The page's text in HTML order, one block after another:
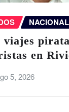
NACIONAL
viajes
en
5, 2026